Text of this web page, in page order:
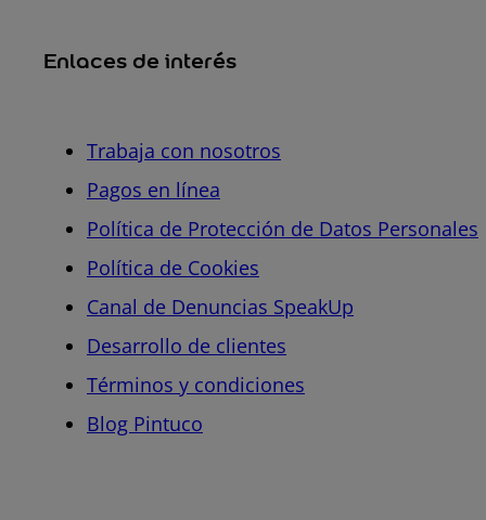
Enlaces de interés
Trabaja con nosotros
Pagos en línea
Política de Protección de Datos Personales
Política de Cookies
Canal de Denuncias SpeakUp
Desarrollo de clientes
Términos y condiciones
Blog Pintuco